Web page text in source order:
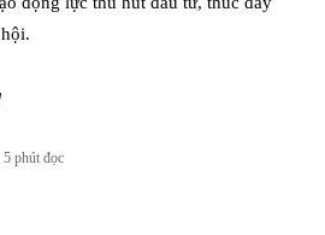
5 phút đọc